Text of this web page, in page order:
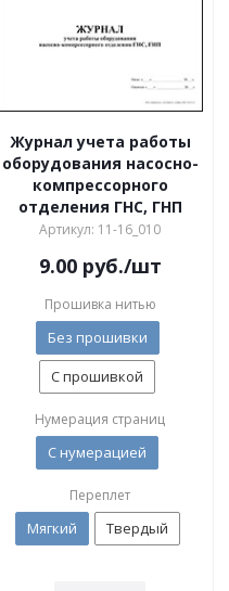
Журнал учета работы
оборудования насосно-
компрессорного
отделения ГНС, ГНП
Артикул: 11-16_010
9.00руб./шт
Прошивка нитью
Без прошивки
С прошивкой
Нумерация страниц
С нумерацией
Переплет
Мягкий Твердый